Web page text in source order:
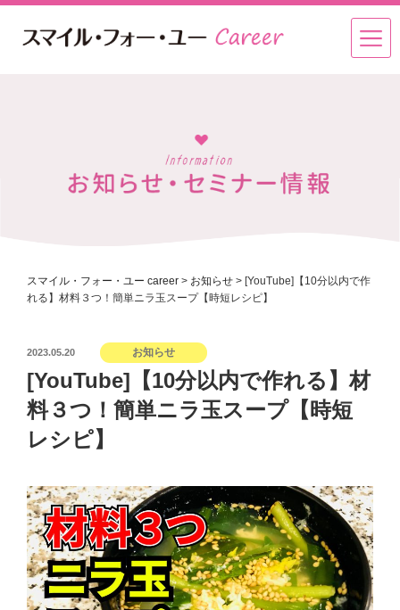
スマイル・フォー・ユー career > お知らせ > [YouTube]【10分以内で作
れる】材料３つ！簡単ニラ玉スープ【時短レシピ】
投
日:
2023.05.20 お知らせ
[YouTube]【10分以内で作れる】材
料３つ！簡単ニラ玉スープ【時短
レシピ】